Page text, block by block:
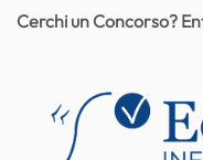
Cerchi un Concorso?